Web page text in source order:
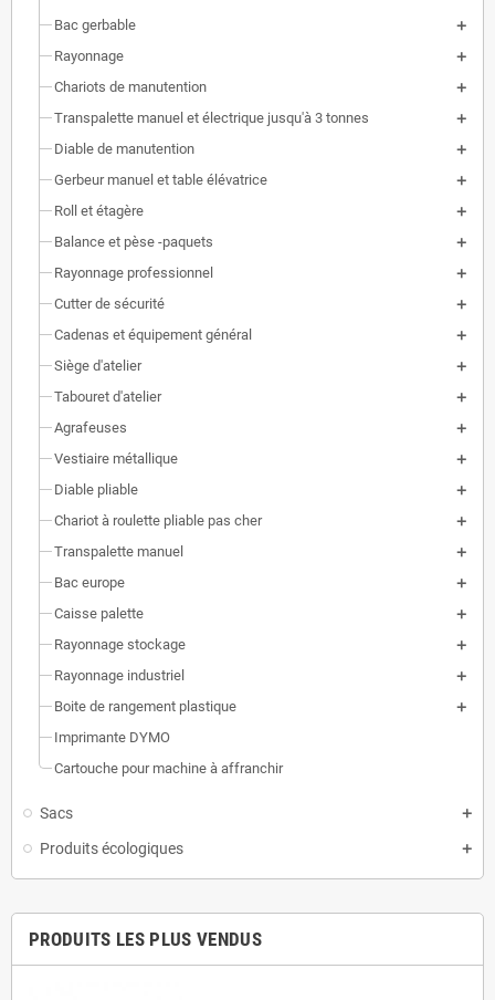
Bac gerbable
Rayonnage
Chariots de manutention
Transpalette manuel et électrique jusqu'à 3 tonnes
Diable de manutention
Gerbeur manuel et table élévatrice
Roll et étagère
Balance et pèse -paquets
Rayonnage professionnel
Cutter de sécurité
Cadenas et équipement général
Siège d'atelier
Tabouret d'atelier
Agrafeuses
Vestiaire métallique
Diable pliable
Chariot à roulette pliable pas cher
Transpalette manuel
Bac europe
Caisse palette
Rayonnage stockage
Rayonnage industriel
Boite de rangement plastique
Imprimante DYMO
Cartouche pour machine à affranchir
Sacs
Produits écologiques
PRODUITS LES PLUS VENDUS